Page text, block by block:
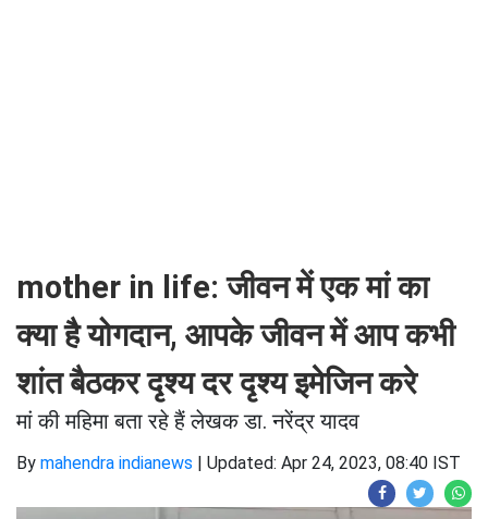
mother in life: जीवन में एक मां का
क्या है योगदान, आपके जीवन में आप कभी
शांत बैठकर दृश्य दर दृश्य इमेजिन करे
मां की महिमा बता रहे हैं लेखक डा. नरेंद्र यादव
By mahendra indianews | Updated: Apr 24, 2023, 08:40 IST